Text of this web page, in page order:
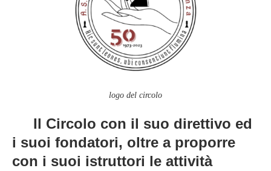
logo del circolo
Il Circolo con il suo direttivo ed
i suoi fondatori, oltre a proporre
con i suoi istruttori le attività